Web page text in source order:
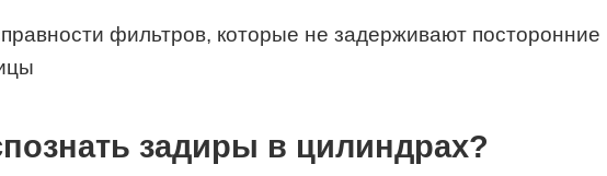
фильтров, которые не задерживают посторонние
задиры в цилиндрах?